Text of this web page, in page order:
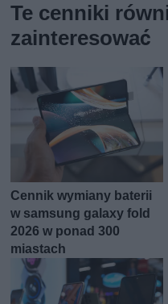
Te cenniki
zainteresować
Cennik wymiany baterii
w samsung galaxy fold
2026 w ponad 300
miastach